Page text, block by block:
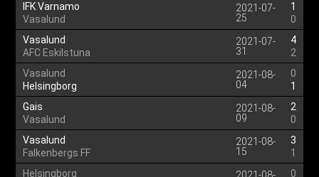
IFK Varnamo
Vasalund
2021-07-
25
1
0
Vasalund
AFC Eskilstuna
2021-07-
31
4
2
Vasalund
Helsingborg
2021-08-
04
0
1
Gais
Vasalund
2021-08-
09
2
0
Vasalund
Falkenbergs FF
2021-08-
15
3
1
Helsingborg
0